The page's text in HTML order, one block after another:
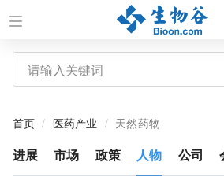
首页 医药产业 天然药物
进展 市场 政策 人物 公司